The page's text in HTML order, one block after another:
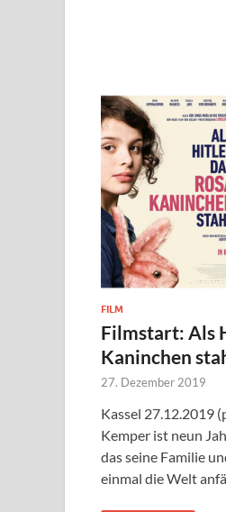
FILM
Filmstart: Als
Kaninchen
27. Dezember 2019
Kassel 27.12.2019
Kemper ist neun
das seine Familie
einmal die Welt